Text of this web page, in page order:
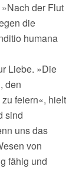
der Flut
die
humana
Liebe. »Die
den
feiern«, hielt
sind
uns das
von
fähig und